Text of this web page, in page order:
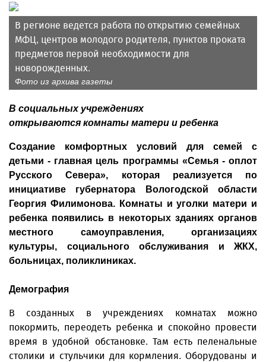
В регионе ведется работа по открытию семейных
МФЦ, центров молодого родителя, пунктов проката
предметов первой необходимости для
новорожденных.
Фото из архива газеты
В социальных учреждениях
открываются комнаты матери и ребенка
Создание комфортных условий для семей с
детьми - главная цель программы «Семья - оплот
Русского Севера», которая реализуется по
инициативе губернатора Вологодской области
Георгия Филимонова. Комнаты и уголки матери и
ребенка появились в некоторых зданиях органов
местного само­управления, организациях
культуры, социального обслуживания и ЖКХ,
больницах, поликлиниках.
Демография
В созданных в учреждениях комнатах можно
покормить, переодеть ребенка и спокойно провести
время в удобной обстановке. Там есть пеленальные
столики и стульчики для кормления. Оборудованы и